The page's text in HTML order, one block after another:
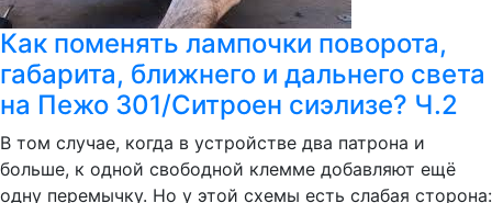
Как поменять лампочки поворота,
габарита, ближнего и дальнего света
на Пежо 301/Ситроен сиэлизе? Ч.2
В том случае, когда в устройстве два патрона и
больше, к одной свободной клемме добавляют ещё
одну перемычку. Но у этой схемы есть слабая сторона: